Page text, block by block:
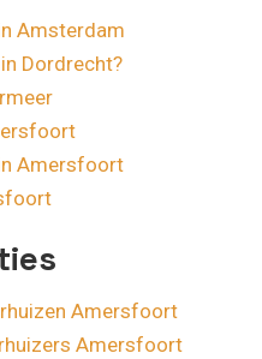
Amsterdam
Dordrecht?
Amersfoort
Amersfoort
Amersfoort